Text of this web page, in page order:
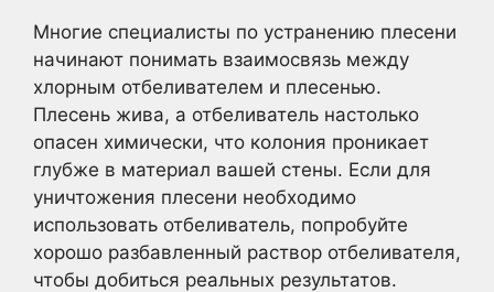
Многие специалисты по устранению плесени
начинают понимать взаимосвязь между
хлорным отбеливателем и плесенью.
Плесень жива, а отбеливатель настолько
опасен химически, что колония проникает
глубже в материал вашей стены. Если для
уничтожения плесени необходимо
использовать отбеливатель, попробуйте
хорошо разбавленный раствор отбеливателя,
чтобы добиться реальных результатов.